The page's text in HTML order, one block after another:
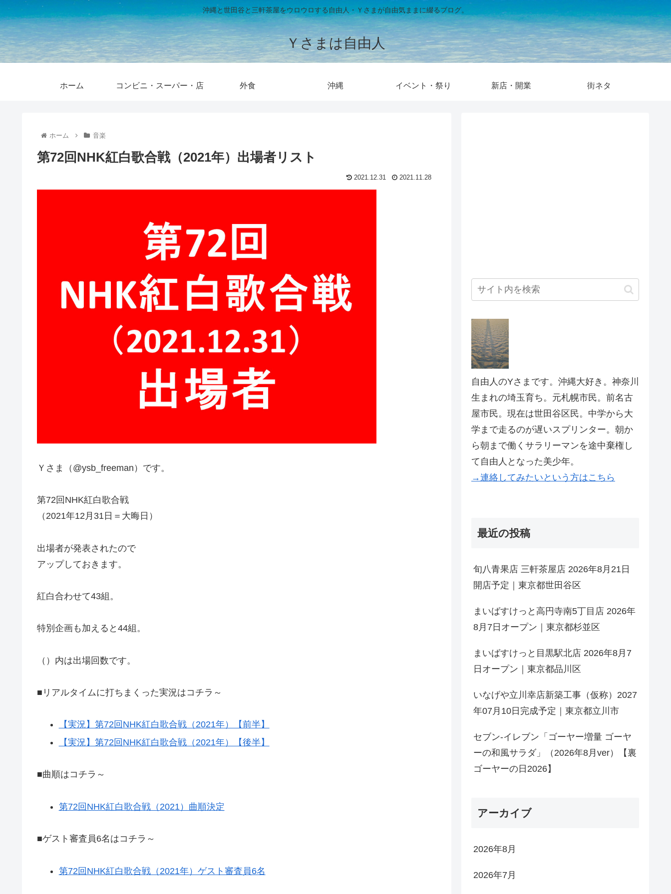
沖縄と世田谷と三軒茶屋をウロウロする自由人・Ｙさまが自由気ままに綴るブログ。
Ｙさまは自由人
ホーム コンビニ・スーパー・店 外食 沖縄 イベント・祭り 新店・開業 街ネタ
ホーム 音楽
第72回NHK紅白歌合戦（2021年）出場者リスト
2021.12.31 2021.11.28
Ｙさま（@ysb_freeman）です。
第72回NHK紅白歌合戦
（2021年12月31日＝大晦日）
出場者が発表されたので
アップしておきます。
紅白合わせて43組。
特別企画も加えると44組。
（）内は出場回数です。
■リアルタイムに打ちまくった実況はコチラ～
【実況】第72回NHK紅白歌合戦（2021年）【前半】
【実況】第72回NHK紅白歌合戦（2021年）【後半】
■曲順はコチラ～
第72回NHK紅白歌合戦（2021）曲順決定
■ゲスト審査員6名はコチラ～
第72回NHK紅白歌合戦（2021年）ゲスト審査員6名
自由人のYさまです。沖縄大好き。神奈川
生まれの埼玉育ち。元札幌市民。前名古
屋市民。現在は世田谷区民。中学から大
学まで走るのが遅いスプリンター。朝か
ら朝まで働くサラリーマンを途中棄権し
て自由人となった美少年。
→連絡してみたいという方はこちら
最近の投稿
旬八青果店 三軒茶屋店 2026年8月21日
開店予定｜東京都世田谷区
まいばすけっと高円寺南5丁目店 2026年
8月7日オープン｜東京都杉並区
まいばすけっと目黒駅北店 2026年8月7
日オープン｜東京都品川区
いなげや立川幸店新築工事（仮称）2027
年07月10日完成予定｜東京都立川市
セブン-イレブン「ゴーヤー増量 ゴーヤ
ーの和風サラダ」（2026年8月ver）【裏
ゴーヤーの日2026】
アーカイブ
2026年8月
2026年7月